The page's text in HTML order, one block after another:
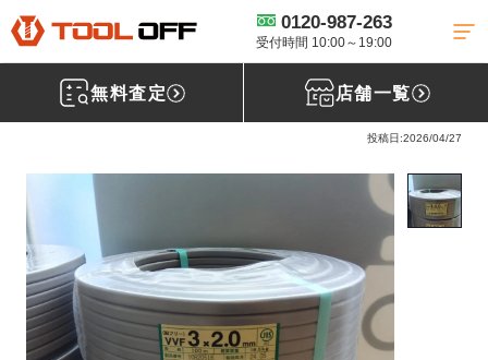
0120-987-263
受付時間 10:00～19:00
無料査定 店舗一覧
工具買取TOP 電線買取 VVFケーブル買取
【買取実績】 弥栄 VVFケ
ーブル 3×2.0mm 100m 新品 【大阪府大東市】枚方店
弥栄電線 VVFケーブル 3×2.0mm 100m
投稿日:2026/04/27